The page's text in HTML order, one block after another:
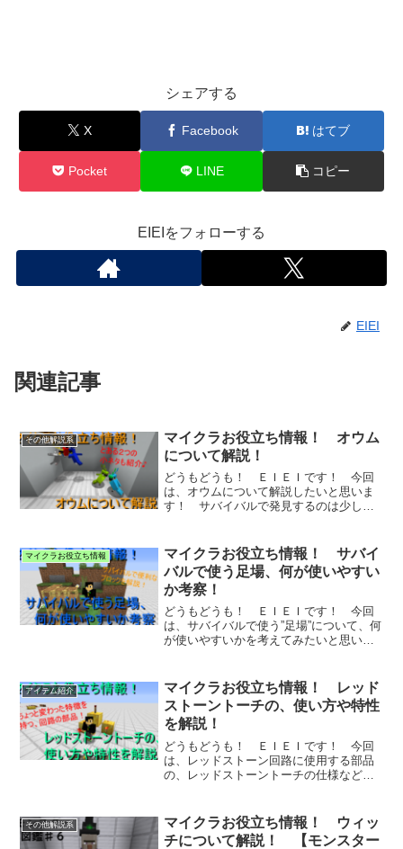
シェアする
X Facebook はてブ
Pocket LINE コピー
EIEIをフォローする
EIEI
関連記事
その他解説系
マイクラお役立ち情報！ オウム
について解説！
どうもどうも！ ＥＩＥＩです！ 今回
は、オウムについて解説したいと思いま
す！ サバイバルで発見するのは少し大
マイクラお役立ち情報
マイクラお役立ち情報！ サバイ
バルで使う足場、何が使いやすい
か考察！
どうもどうも！ ＥＩＥＩです！ 今回
は、サバイバルで使う”足場”について、何
が使いやすいかを考えてみたいと思いま
アイテム紹介
マイクラお役立ち情報！ レッド
ストーントーチの、使い方や特性
を解説！
どうもどうも！ ＥＩＥＩです！ 今回
は、レッドストーン回路に使用する部品
の、レッドストーントーチの仕様などに
その他解説系
マイクラお役立ち情報！ ウィッ
チについて解説！ 【モンスター